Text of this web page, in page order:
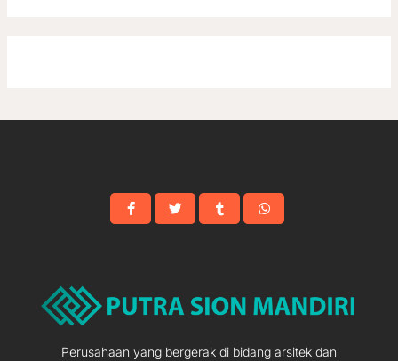
Perusahaan yang bergerak di bidang arsitek dan